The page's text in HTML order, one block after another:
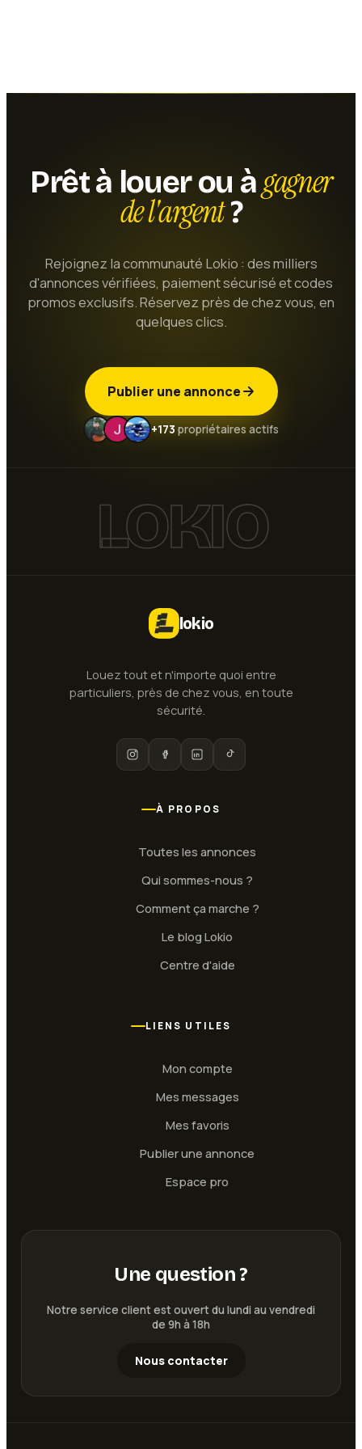
dans les Yvelines.
Prêt à louer ou àgagner
de l'argent?
Rejoignez la communauté Lokio : des milliers
d'annonces vérifiées, paiement sécurisé et codes
promos exclusifs. Réservez près de chez vous, en
quelques clics.
Publier une annonce
+173 propriétaires actifs
LOKIO
lokio
Louez tout et n'importe quoi entre
particuliers, près de chez vous, en toute
sécurité.
À PROPOS
Toutes les annonces
Qui sommes-nous ?
Comment ça marche ?
Le blog Lokio
Centre d'aide
LIENS UTILES
Mon compte
Mes messages
Mes favoris
Publier une annonce
Espace pro
Une question ?
Notre service client est ouvert du lundi au vendredi
de 9h à 18h
Nous contacter